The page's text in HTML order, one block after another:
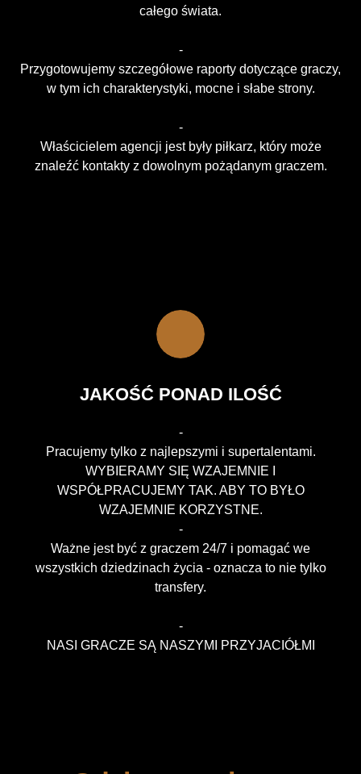
całego świata.
-
Przygotowujemy szczegółowe raporty dotyczące graczy,
w tym ich charakterystyki, mocne i słabe strony.
-
Właścicielem agencji jest były piłkarz, który może
znaleźć kontakty z dowolnym pożądanym graczem.
JAKOŚĆ PONAD ILOŚĆ
-
Pracujemy tylko z najlepszymi i supertalentami.
WYBIERAMY SIĘ WZAJEMNIE I
WSPÓŁPRACUJEMY TAK. ABY TO BYŁO
WZAJEMNIE KORZYSTNE.
-
Ważne jest być z graczem 24/7 i pomagać we
wszystkich dziedzinach życia - oznacza to nie tylko
transfery.
-
NASI GRACZE SĄ NASZYMI PRZYJACIÓŁMI